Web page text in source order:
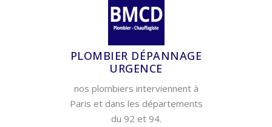
PLOMBIER DÉPANNAGE
URGENCE
nos plombiers interviennent à
Paris et dans les départements
du 92 et 94.